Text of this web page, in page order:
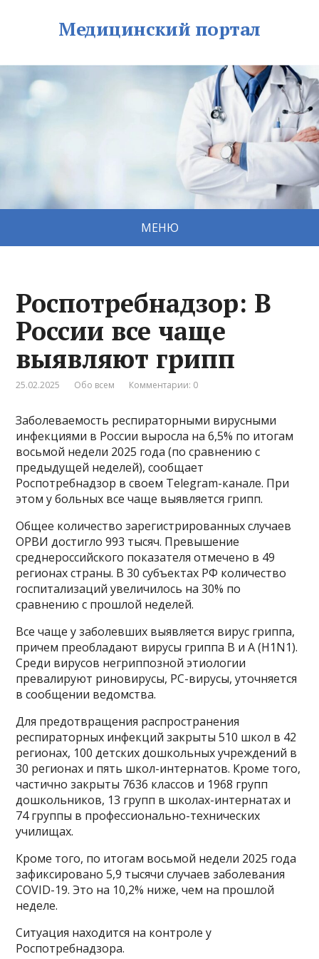
Медицинский портал
МЕНЮ
Роспотребнадзор: В
России все чаще
выявляют грипп
25.02.2025 Обо всем Комментарии: 0
Заболеваемость респираторными вирусными
инфекциями в России выросла на 6,5% по итогам
восьмой недели 2025 года (по сравнению с
предыдущей неделей), сообщает
Роспотребнадзор в своем Telegram-канале. При
этом у больных все чаще выявляется грипп.
Общее количество зарегистрированных случаев
ОРВИ достигло 993 тысяч. Превышение
среднероссийского показателя отмечено в 49
регионах страны. В 30 субъектах РФ количество
госпитализаций увеличилось на 30% по
сравнению с прошлой неделей.
Все чаще у заболевших выявляется вирус гриппа,
причем преобладают вирусы гриппа B и A (H1N1).
Среди вирусов негриппозной этиологии
превалируют риновирусы, РС-вирусы, уточняется
в сообщении ведомства.
Для предотвращения распространения
респираторных инфекций закрыты 510 школ в 42
регионах, 100 детских дошкольных учреждений в
30 регионах и пять школ-интернатов. Кроме того,
частично закрыты 7636 классов и 1968 групп
дошкольников, 13 групп в школах-интернатах и
74 группы в профессионально-технических
училищах.
Кроме того, по итогам восьмой недели 2025 года
зафиксировано 5,9 тысячи случаев заболевания
COVID-19. Это на 10,2% ниже, чем на прошлой
неделе.
Ситуация находится на контроле у
Роспотребнадзора.